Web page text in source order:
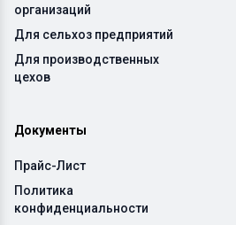
организаций
Для сельхоз предприятий
Для производственных
цехов
Документы
Прайс-Лист
Политика
конфиденциальности